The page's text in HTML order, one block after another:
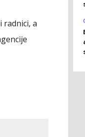
radnici, a